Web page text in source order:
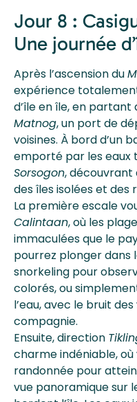
Jour 8 :
Une journée
Après l’ascension du
expérience
d’île en île, en
Matnog, un port de
voisines. À bord d’un
emporté par les eaux
Sorsogon, découvrant
des îles isolées et des
La première escale
Calintaan, où les
immaculées que le
pourrez plonger dans
snorkeling pour
colorés, ou
l’eau, avec le bruit
compagnie.
Ensuite, direction
charme indéniable,
randonnée pour
vue panoramique sur